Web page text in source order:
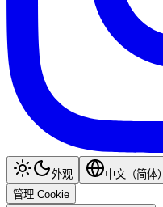
外观
中文（简体）
管理 Cookie